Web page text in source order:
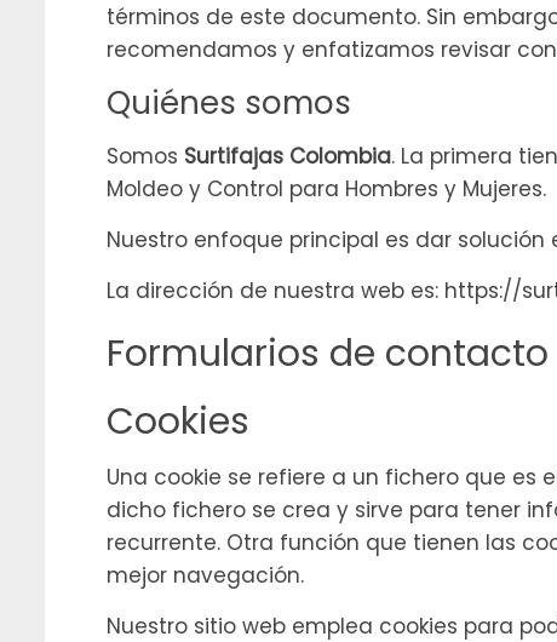
términos de este documento. Sin
recomendamos y enfatizamos revisar
Quiénes somos
Somos Surtifajas Colombia. La primera
Moldeo y Control para Hombres y Mujeres.
Nuestro enfoque principal es dar
La dirección de nuestra web es: https://
Formularios de contacto
Cookies
Una cookie se refiere a un fichero que
dicho fichero se crea y sirve para tener
recurrente. Otra función que tienen las
mejor navegación.
Nuestro sitio web emplea cookies para